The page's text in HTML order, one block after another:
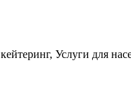
Услуги для